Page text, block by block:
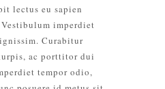
lectus eu sapien
Vestibulum imperdiet
Curabitur
ac porttitor dui
tempor odio,